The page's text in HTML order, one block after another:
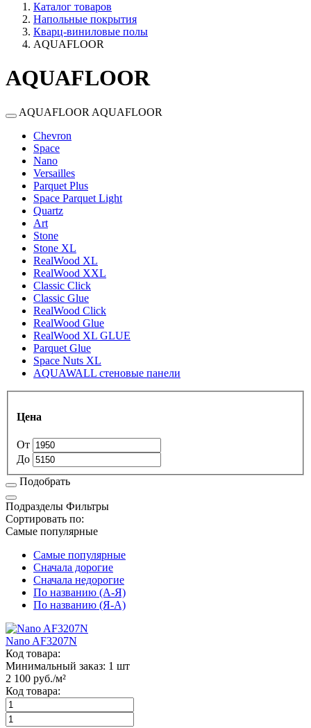
Каталог товаров
Напольные покрытия
Кварц-виниловые полы
AQUAFLOOR
AQUAFLOOR
AQUAFLOOR AQUAFLOOR
Chevron
Space
Nano
Versailles
Parquet Plus
Space Parquet Light
Quartz
Art
Stone
Stone XL
RealWood XL
RealWood XXL
Classic Click
Classic Glue
RealWood Click
RealWood Glue
RealWood XL GLUE
Parquet Glue
Space Nuts XL
AQUAWALL стеновые панели
Цена
От
До
Подобрать
Подразделы Фильтры
Сортировать по:
Самые популярные
Самые популярные
Сначала дорогие
Сначала недорогие
По названию (А-Я)
По названию (Я-А)
Nano AF3207N
Код товара:
Минимальный заказ: 1 шт
2 100 руб./м²
Код товара: